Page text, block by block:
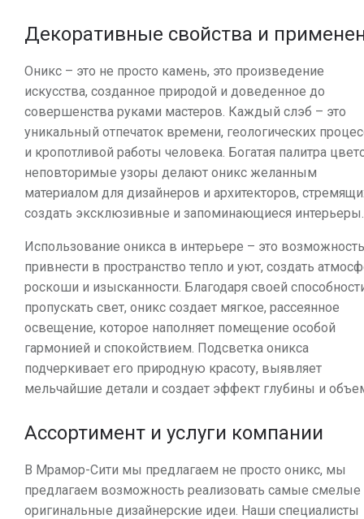
Декоративные свойства и
Оникс – это не просто камень, это произведение
искусства, созданное природой и доведенное до
совершенства руками мастеров. Каждый слэб – это
уникальный отпечаток времени, геологических
и кропотливой работы человека. Богатая палитра
неповторимые узоры делают оникс желанным
материалом для дизайнеров и архитекторов,
создать эксклюзивные и запоминающиеся интерьеры.
Использование оникса в интерьере – это возможность
привнести в пространство тепло и уют, создать
роскоши и изысканности. Благодаря своей
пропускать свет, оникс создает мягкое, рассеянное
освещение, которое наполняет помещение особой
гармонией и спокойствием. Подсветка оникса
подчеркивает его природную красоту, выявляет
мельчайшие детали и создает эффект глубины и
Ассортимент и услуги компании
В Мрамор-Сити мы предлагаем не просто оникс, мы
предлагаем возможность реализовать самые смелые
оригинальные дизайнерские идеи. Наши специалисты